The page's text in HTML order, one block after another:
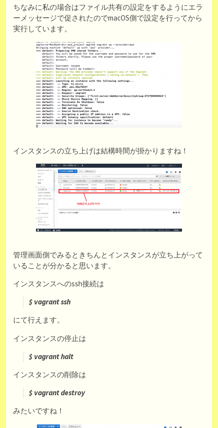
ちなみに私の場合はファイル共有の設定をするようにエラ
ーメッセージで促されたのでmacOS側で設定を行ってから
実行しています。
インスタンスの立ち上げは結構時間が掛かりますね！
管理画面側でみるときちんとインスタンスが立ち上がって
いることが分かると思います。
インスタンスへのssh接続は
$ vagrant ssh
にて行えます。
インスタンスの停止は
$ vagrant halt
インスタンスの削除は
$ vagrant destroy
みたいですね！